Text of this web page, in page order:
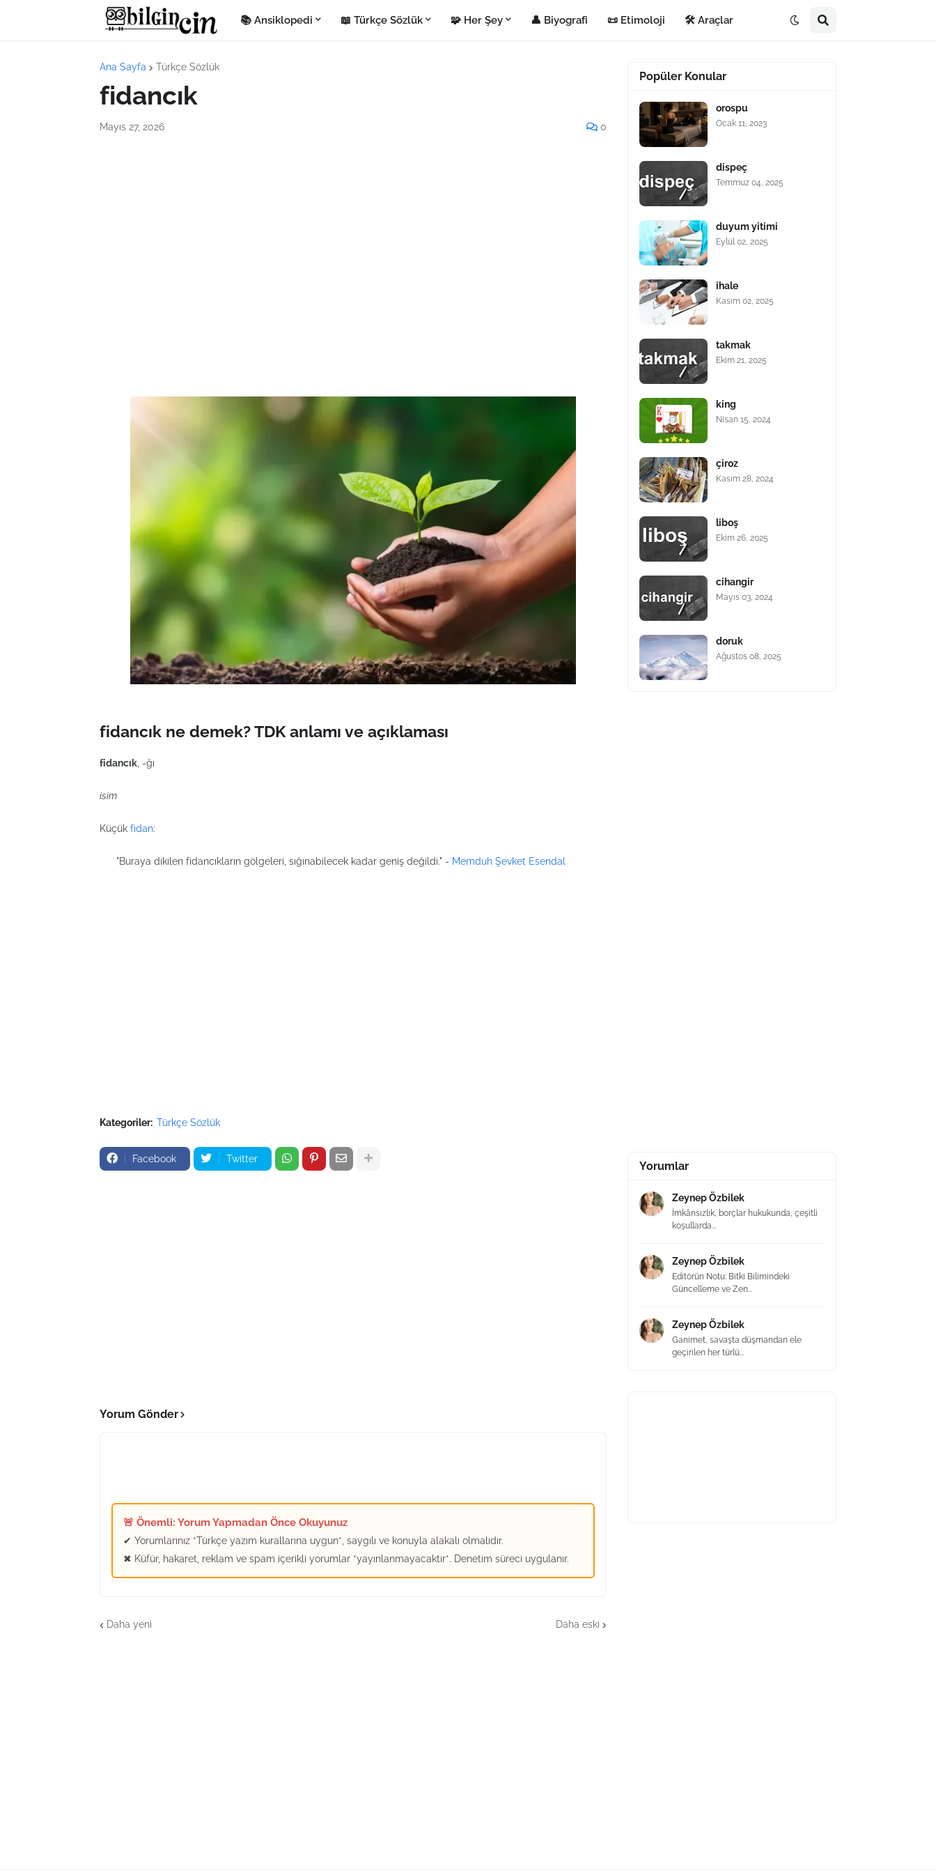
📚 Ansiklopedi 📖 Türkçe Sözlük 🧩 Her Şey 👤 Biyografi 📜 Etimoloji 🛠️ Araçlar
Ana Sayfa Türkçe Sözlük
fidancık
Mayıs 27, 2026 0
fidancık ne demek? TDK anlamı ve açıklaması
fidancık , -ğı
isim
Küçük fidan:
"Buraya dikilen fidancıkların gölgeleri, sığınabilecek kadar geniş değildi." - Memduh Şevket Esendal
Kategoriler: Türkçe Sözlük
Facebook Twitter
Yorum Gönder
🚨 Önemli: Yorum Yapmadan Önce Okuyunuz
✔ Yorumlarınız *Türkçe yazım kurallarına uygun*, saygılı ve konuyla alakalı olmalıdır.
✖ Küfür, hakaret, reklam ve spam içerikli yorumlar *yayınlanmayacaktır*. Denetim süreci uygulanır.
Daha yeni Daha eski
Popüler Konular
orospu
Ocak 11, 2023
dispeç
Temmuz 04, 2025
duyum yitimi
Eylül 02, 2025
ihale
Kasım 02, 2025
takmak
Ekim 21, 2025
king
Nisan 15, 2024
çiroz
Kasım 28, 2024
liboş
Ekim 26, 2025
cihangir
Mayıs 03, 2024
doruk
Ağustos 08, 2025
Yorumlar
Zeynep Özbilek
İmkânsızlık, borçlar hukukunda, çeşitli
koşullarda...
Zeynep Özbilek
Editörün Notu: Bitki Bilimindeki
Güncelleme ve Zen...
Zeynep Özbilek
Ganimet, savaşta düşmandan ele
geçirilen her türlü...